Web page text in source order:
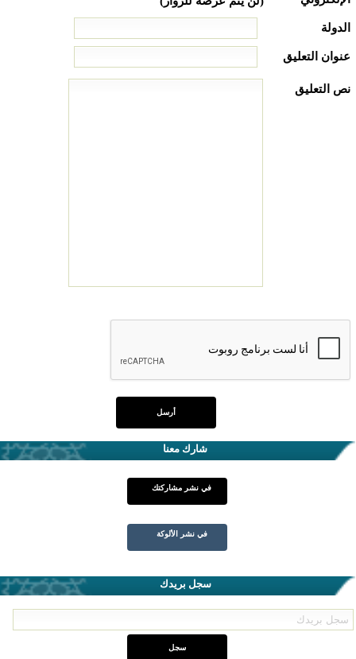
الدولة
عنوان التعليق
نص التعليق
شارك معنا
في نشر مشاركتك
في نشر الألوكة
سجل بريدك